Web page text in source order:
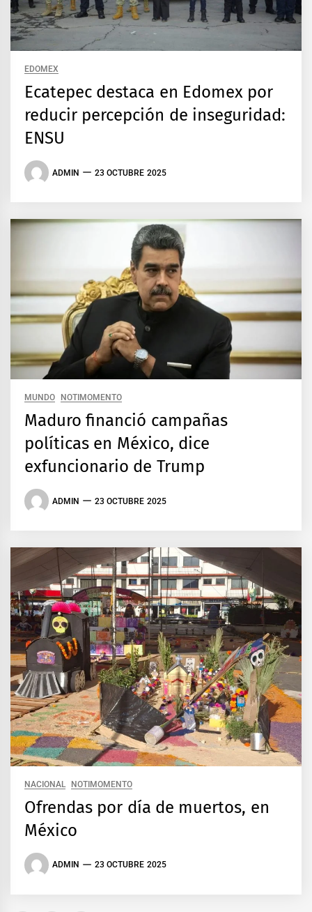
EDOMEX
Ecatepec destaca en Edomex por
reducir percepción de inseguridad:
ENSU
ADMIN 23 OCTUBRE 2025
MUNDO NOTIMOMENTO
Maduro financió campañas
políticas en México, dice
exfuncionario de Trump
ADMIN 23 OCTUBRE 2025
NACIONAL NOTIMOMENTO
Ofrendas por día de muertos, en
México
ADMIN 23 OCTUBRE 2025